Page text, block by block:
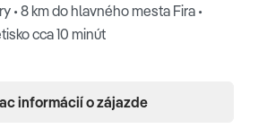
• 8 km do hlavného mesta Fira •
cca 10 minút
pláž • slnečníky, ležadlá a osušky na
informácií o zájazde